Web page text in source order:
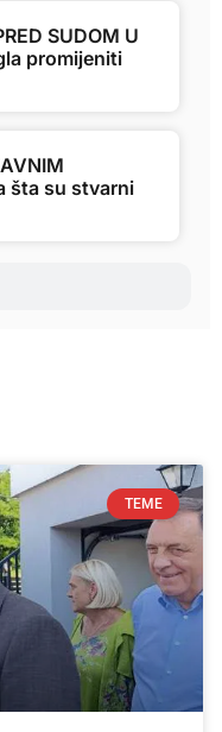
SUDOM U
promijeniti
šta su stvarni
TEME